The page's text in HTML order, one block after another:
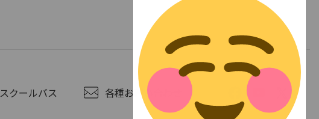
スクールバス 各種お問い合わせ